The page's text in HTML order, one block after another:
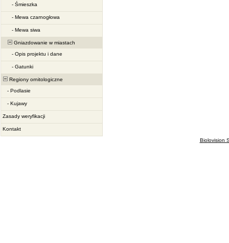
- Śmieszka
- Mewa czarnogłowa
- Mewa siwa
Gniazdowanie w miastach
- Opis projektu i dane
- Gatunki
Regiony ornitologiczne
- Podlasie
- Kujawy
Zasady weryfikacji
Kontakt
Biolovision